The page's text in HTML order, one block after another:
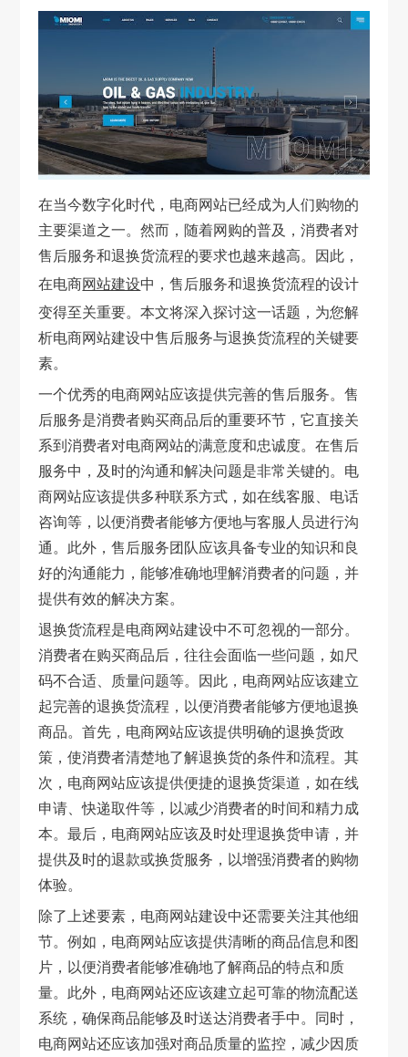
在当今数字化时代，电商网站已经成为人们购物的
主要渠道之一。然而，随着网购的普及，消费者对
售后服务和退换货流程的要求也越来越高。因此，
在电商网站建设中，售后服务和退换货流程的设计
变得至关重要。本文将深入探讨这一话题，为您解
析电商网站建设中售后服务与退换货流程的关键要
素。
一个优秀的电商网站应该提供完善的售后服务。售
后服务是消费者购买商品后的重要环节，它直接关
系到消费者对电商网站的满意度和忠诚度。在售后
服务中，及时的沟通和解决问题是非常关键的。电
商网站应该提供多种联系方式，如在线客服、电话
咨询等，以便消费者能够方便地与客服人员进行沟
通。此外，售后服务团队应该具备专业的知识和良
好的沟通能力，能够准确地理解消费者的问题，并
提供有效的解决方案。
退换货流程是电商网站建设中不可忽视的一部分。
消费者在购买商品后，往往会面临一些问题，如尺
码不合适、质量问题等。因此，电商网站应该建立
起完善的退换货流程，以便消费者能够方便地退换
商品。首先，电商网站应该提供明确的退换货政
策，使消费者清楚地了解退换货的条件和流程。其
次，电商网站应该提供便捷的退换货渠道，如在线
申请、快递取件等，以减少消费者的时间和精力成
本。最后，电商网站应该及时处理退换货申请，并
提供及时的退款或换货服务，以增强消费者的购物
体验。
除了上述要素，电商网站建设中还需要关注其他细
节。例如，电商网站应该提供清晰的商品信息和图
片，以便消费者能够准确地了解商品的特点和质
量。此外，电商网站还应该建立起可靠的物流配送
系统，确保商品能够及时送达消费者手中。同时，
电商网站还应该加强对商品质量的监控，减少因质